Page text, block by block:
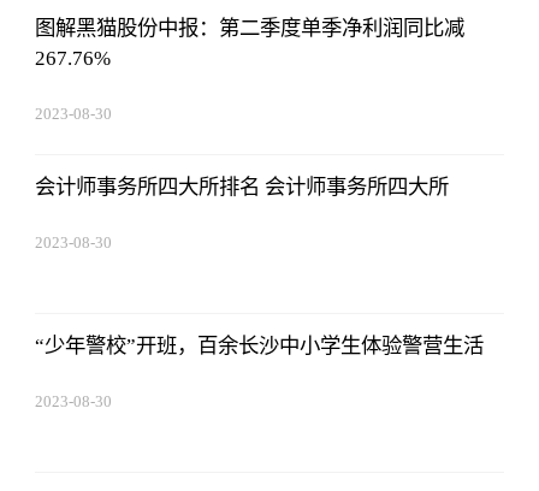
图解黑猫股份中报：第二季度单季净利润同比减
267.76%
2023-08-30
会计师事务所四大所排名 会计师事务所四大所
2023-08-30
“少年警校”开班，百余长沙中小学生体验警营生活
2023-08-30